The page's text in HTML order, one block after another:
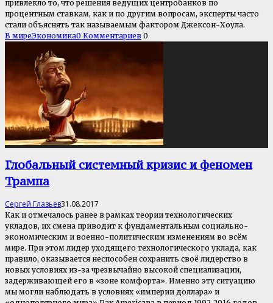
привлекло то, что решения ведущих центробанков по
процентным ставкам, как и по другим вопросам, эксперты часто
стали объяснять так называемым фактором Джексон-Хоула.
В миреЭкономика0 Комментариев 0
Глобальный системный кризис и феномен
Трампа
Сергей Глазьев31.08.2017
Как и отмечалось ранее в рамках теории технологических
укладов, их смена приводит к фундаментальным социально-
экономическим и военно-политическим изменениям во всём
мире. При этом лидер уходящего технологического уклада, как
правило, оказывается неспособен сохранить своё лидерство в
новых условиях из-за чрезвычайно высокой специализации,
задерживающей его в «зоне комфорта». Именно эту ситуацию
мы могли наблюдать в условиях «империи доллара» и